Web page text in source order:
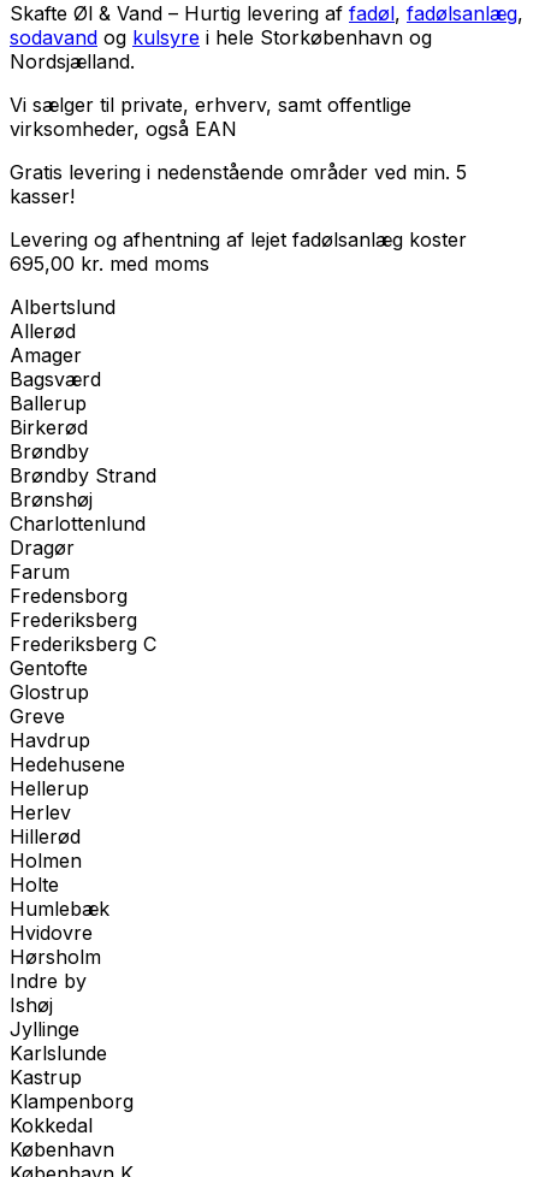
Skafte Øl & Vand – Hurtig levering af fadøl, fadølsanlæg,
sodavand og kulsyre i hele Storkøbenhavn og
Nordsjælland.
Vi sælger til private, erhverv, samt offentlige
virksomheder, også EAN
Gratis levering i nedenstående områder ved min. 5
kasser!
Levering og afhentning af lejet fadølsanlæg koster
695,00 kr. med moms
Albertslund
Allerød
Amager
Bagsværd
Ballerup
Birkerød
Brøndby
Brøndby Strand
Brønshøj
Charlottenlund
Dragør
Farum
Fredensborg
Frederiksberg
Frederiksberg C
Gentofte
Glostrup
Greve
Havdrup
Hedehusene
Hellerup
Herlev
Hillerød
Holmen
Holte
Humlebæk
Hvidovre
Hørsholm
Indre by
Ishøj
Jyllinge
Karlslunde
Kastrup
Klampenborg
Kokkedal
København